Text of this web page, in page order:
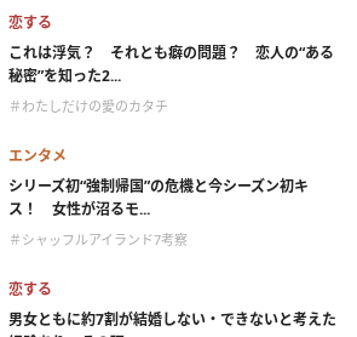
恋する
これは浮気？ それとも癖の問題？ 恋人の“ある
秘密”を知った2...
＃わたしだけの愛のカタチ
エンタメ
シリーズ初“強制帰国”の危機と今シーズン初キ
ス！ 女性が沼るモ...
＃シャッフルアイランド7考察
恋する
男女ともに約7割が結婚しない・できないと考えた